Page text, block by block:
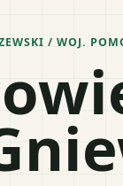
/ WOJ.